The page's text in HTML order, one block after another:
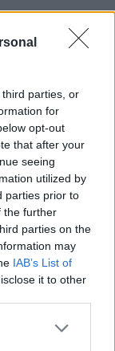
parties, or
for
opt-out
that after your
seeing
utilized by
parties prior to
the further
parties on the
may
IAB’s List of
it to other
Chiacchiera